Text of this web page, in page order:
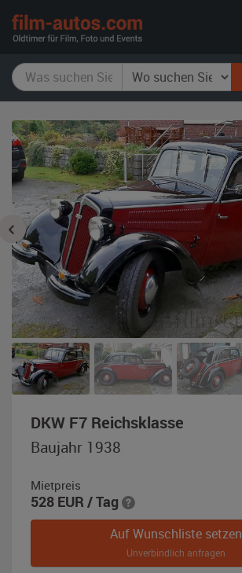
DKW F7 Reichsklasse
schwarz
Baujahr 1938
Mietpreis
528 EUR / Tag
Auf Wunschliste setzen
Unverbindlich anfragen